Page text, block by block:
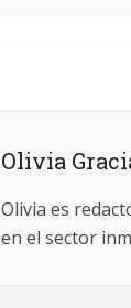
Olivia
Olivia es
en el sector